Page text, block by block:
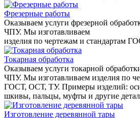
Фрезерные работы
Оказываем услуги фрезерной
ЧПУ. Мы изготавливаем
изделия по чертежам и стандартам
Токарная обработка
Оказываем услуги токарной
ЧПУ. Мы изготавливаем изделия по
ГОСТ, ОСТ, ТУ. Примеры изделий:
шкивы, пальцы, муфты и другие
Изготовление деревянной тары